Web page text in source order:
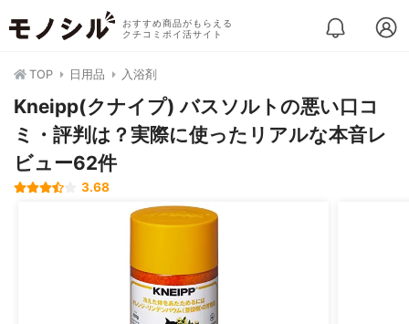
おすすめ商品がもらえる
クチコミポイ活サイト
TOP 日用品 入浴剤
Kneipp(クナイプ) バスソルトの悪い口コ
ミ・評判は？実際に使ったリアルな本音レ
ビュー62件
3.68